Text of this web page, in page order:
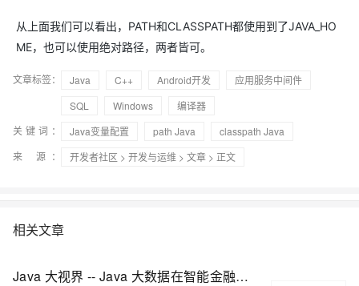
从上面我们可以看出，PATH和CLASSPATH都使用到了JAVA_HO
ME，也可以使用绝对路径，两者皆可。
文章标签： Java C++ Android开发
应用服务中间件
SQL
Windows
编译器
关键词：
Java变量配置 path Java
classpath Java
来 源：
开发者社区 > 开发与运维 > 文章 > 正文
相关文章
Java 大视界 -- Java 大数据在智能金融理财产品风险评估与个性化配置中的应用（195）